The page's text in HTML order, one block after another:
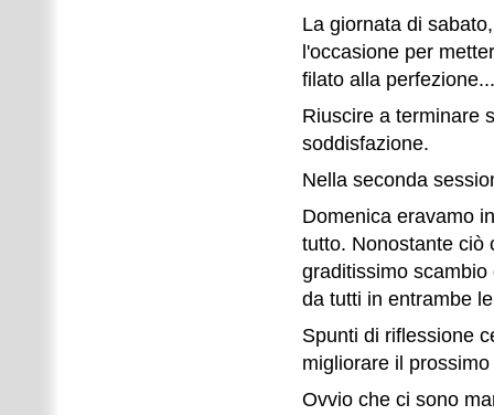
La giornata di
l'occasione per
filato alla
Riuscire a terminare
soddisfazione.
Nella seconda
Domenica eravamo
tutto. Nonostante ciò
graditissimo
da tutti in entrambe
Spunti di riflessione
migliorare il
Ovvio che ci sono